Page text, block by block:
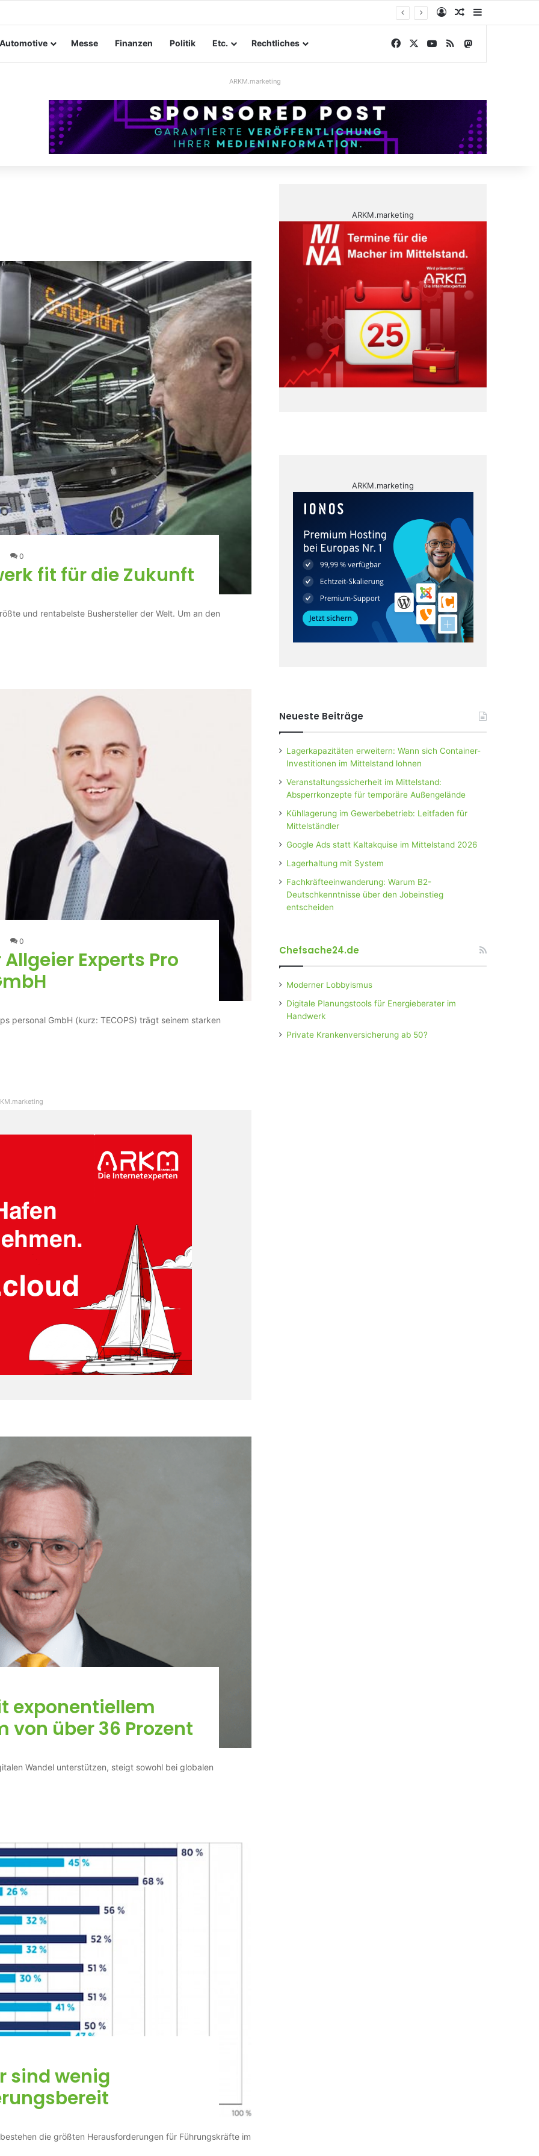
AnmeldenZufälliger
Automotive Messe Finanzen Politik Etc. Rechtliches Facebook YouTube
RSS
ARKM.marketing
0
fit für die Zukunft
und rentabelste Bushersteller der Welt. Um an den
0
Allgeier Experts Pro
personal GmbH (kurz: TECOPS) trägt seinem starken
exponentiellem
über 36 Prozent
Wandel unterstützen, steigt sowohl bei globalen
sind wenig
die größten Herausforderungen für Führungskräfte im
ARKM.marketing
ARKM.marketing
Neueste Beiträge
Lagerkapazitäten erweitern: Wann sich Container-
Investitionen im Mittelstand lohnen
Veranstaltungssicherheit im Mittelstand:
Absperrkonzepte für temporäre Außengelände
Kühllagerung im Gewerbebetrieb: Leitfaden für
Mittelständler
Google Ads statt Kaltakquise im Mittelstand 2026
Lagerhaltung mit System
Fachkräfteeinwanderung: Warum B2-
Deutschkenntnisse über den Jobeinstieg
entscheiden
Chefsache24.de
Moderner Lobbyismus
Digitale Planungstools für Energieberater im
Handwerk
Private Krankenversicherung ab 50?